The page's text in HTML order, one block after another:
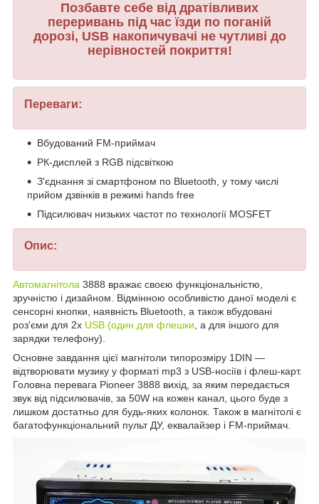
Позбавте себе від дратівливих
переривань під час їзди по поганій
дорозі, USB накопичувачі не чутливі до
нерівностей покриття!
Переваги:
Вбудований FM-приймач
РК-дисплей з RGB підсвіткою
З'єднання зі смартфоном по Bluetooth, у тому числі
прийом дзвінків в режимі hands free
Підсилювач низьких частот по технології MOSFET
Опис:
Автомагнітола 3888 вражає своєю функціональністю,
зручністю і дизайном. Відмінною особливістю даної моделі є
сенсорні кнопки, наявність Bluetooth, а також вбудовані
роз'єми для 2х USB (один для флешки , а для іншого для
зарядки телефону).
Основне завдання цієї магнітоли типорозміру 1DIN ―
відтворювати музику у форматі mp3 з USB-носіїв і флеш-карт.
Головна перевага Pioneer 3888 вихід, за яким передається
звук від підсилювачів, за 50W на кожен канал, цього буде з
лишком достатньо для будь-яких колонок. Також в магнітолі є
багатофункціональний пульт ДУ, еквалайзер і FM-приймач.